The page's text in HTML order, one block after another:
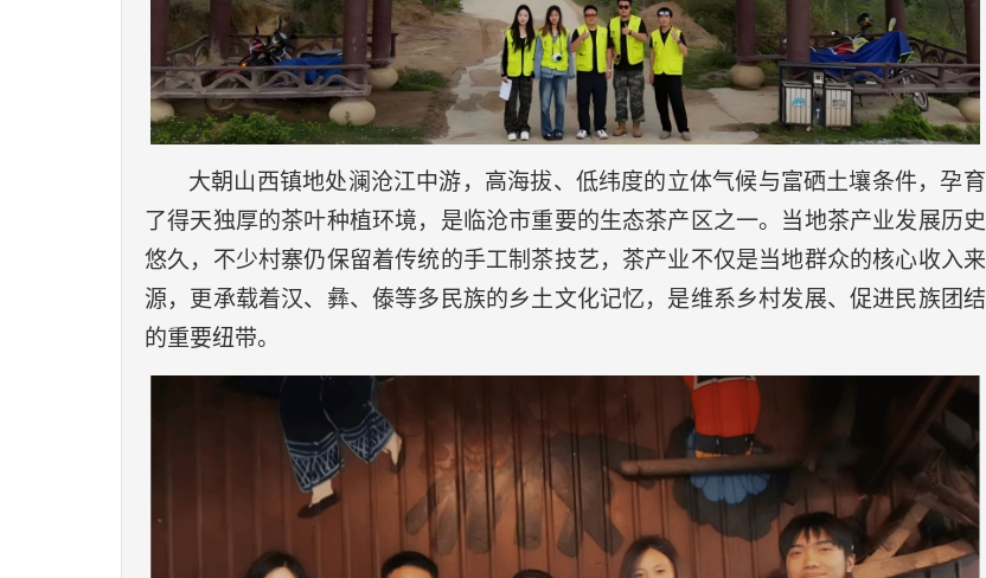
大朝山 西镇地处澜沧江中游，高海拔、低纬度的立体气候与富硒土壤条件，孕育
了得天独厚的茶叶种植环境，是临沧市重要的生态茶产区之一。当地茶产业发展历史
悠久，不少村寨仍保留着传统的手工制茶技艺，茶产业不仅是当地群众的核心收入来
源，更承载着汉、彝、傣等多民族的乡土文化记忆，是维系乡村发展、促进民族团结
的重要纽带。